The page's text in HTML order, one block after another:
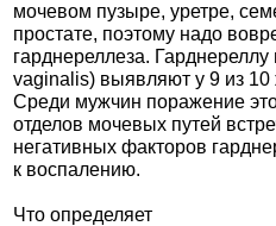
мочевом пузыре, уретре,
простате, поэтому надо
гарднереллеза.
vaginalis) выявляют у 9 из
Среди мужчин поражение
отделов мочевых путей
негативных факторов
к воспалению.
Что определяет